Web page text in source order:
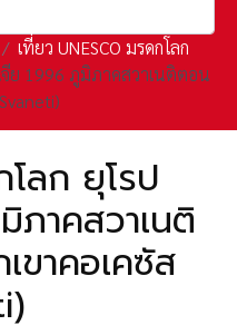
เที่ยว UNESCO มรดกโลก
จีย 1996 ภูมิภาคสวาเนติตอน
ลก ยุโรป
ภาคสวาเนติ
ขาคอเคซัส